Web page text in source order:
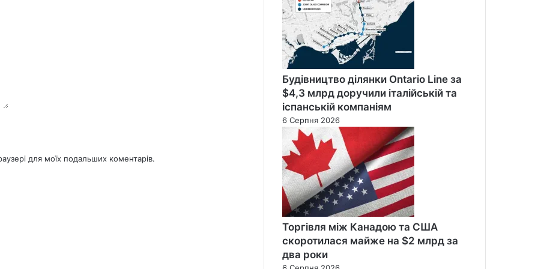
для моїх подальших коментарів.
Будівництво ділянки Ontario Line за
$4,3 млрд доручили італійській та
іспанській компаніям
6 Серпня 2026
Торгівля між Канадою та США
скоротилася майже на $2 млрд за
два роки